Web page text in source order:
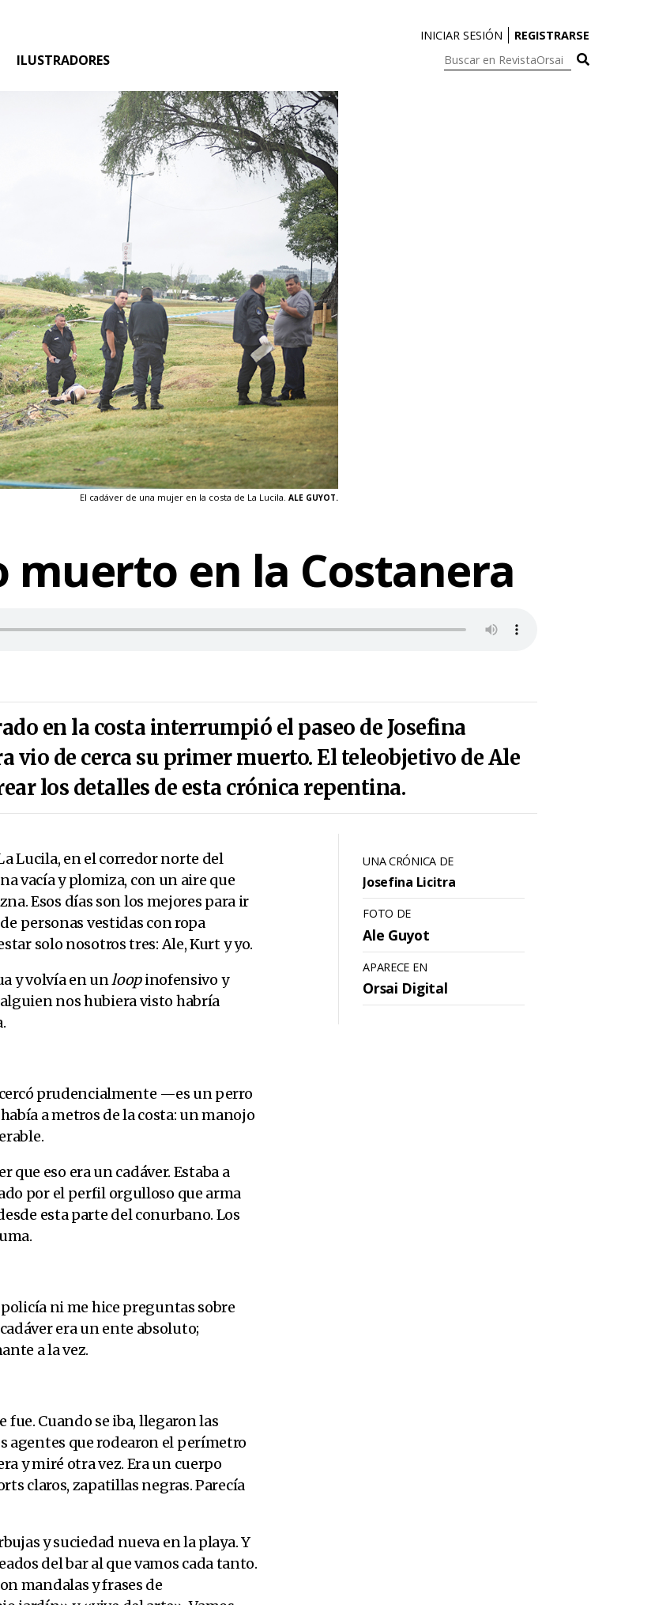
ILUSTRADORES
INICIAR SESIÓN REGISTRARSE
Buscar
El cadáver de una mujer en la costa de La Lucila. ALE GUYOT.
muerto en la Costanera
en la costa interrumpió el paseo de Josefina
vio de cerca su primer muerto. El teleobjetivo de Ale
los detalles de esta crónica repentina.
Lucila, en el corredor norte del
vacía y plomiza, con un aire que
Esos días son los mejores para ir
personas vestidas con ropa
solo nosotros tres: Ale, Kurt y yo.
y volvía en unloopinofensivo y
nos hubiera visto habría
prudencialmente —es un perro
a metros de la costa: un manojo
eso era un cadáver. Estaba a
por el perfil orgulloso que arma
esta parte del conurbano. Los
ni me hice preguntas sobre
era un ente absoluto;
a la vez.
fue. Cuando se iba, llegaron las
agentes que rodearon el perímetro
y miré otra vez. Era un cuerpo
claros, zapatillas negras. Parecía
y suciedad nueva en la playa. Y
del bar al que vamos cada tanto.
mandalas y frases de
UNA CRÓNICA DE
Josefina Licitra
FOTO DE
Ale Guyot
APARECE EN
Orsai Digital